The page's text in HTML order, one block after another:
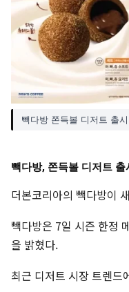
빽다방 쫀득볼 디저트 출
빽다방, 쫀득볼 디저트 출
더본코리아의 빽다방이
빽다방은 7일 시즌 한정
을 밝혔다.
최근 디저트 시장 트렌드